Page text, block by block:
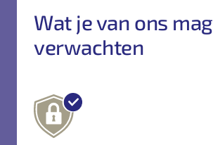
Wat je van ons mag
verwachten